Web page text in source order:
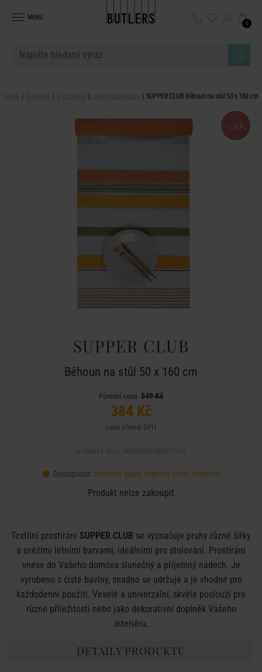
MENU
0
Domů Stolování K prostření Ubrusy a běhouny SUPPER CLUB Běhoun na stůl 50 x 160 cm
-30 %
SUPPER CLUB
Běhoun na stůl 50 x 160 cm
Původní cena: 549 Kč
384 Kč
cena včetně DPH
Dostupnost: centrální sklad, doprava nelze objednat
Produkt nelze zakoupit
Textilní prostírání SUPPER CLUB se vyznačuje pruhy různé šířky
a svěžími letními barvami, ideálními pro stolování. Prostírání
vnese do Vašeho domova slunečný a příjemný nádech. Je
vyrobeno z čisté bavlny, snadno se udržuje a je vhodné pro
každodenní použití. Veselé a univerzální, skvěle poslouží pro
různé příležitosti nebo jako dekorativní doplněk Vašeho
interiéru.
DETAILY PRODUKTU